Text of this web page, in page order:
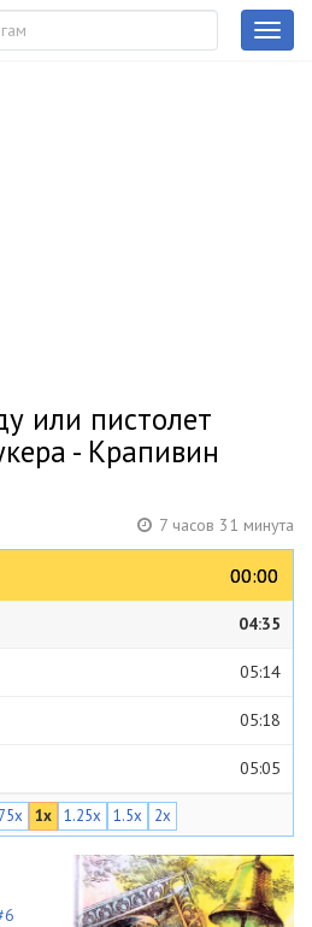
или пистолет
- Крапивин
7 часов 31 минута
00:00
00:00
04:35
05:14
05:18
05:05
05:56
05:02
1x 1.25x 1.5x 2x